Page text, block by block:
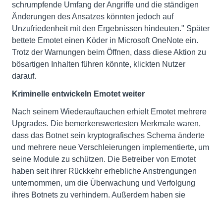
schrumpfende Umfang der Angriffe und die ständigen
Änderungen des Ansatzes könnten jedoch auf
Unzufriedenheit mit den Ergebnissen hindeuten." Später
bettete Emotet einen Köder in Microsoft OneNote ein.
Trotz der Warnungen beim Öffnen, dass diese Aktion zu
bösartigen Inhalten führen könnte, klickten Nutzer
darauf.
Kriminelle entwickeln Emotet weiter
Nach seinem Wiederauftauchen erhielt Emotet mehrere
Upgrades. Die bemerkenswertesten Merkmale waren,
dass das Botnet sein kryptografisches Schema änderte
und mehrere neue Verschleierungen implementierte, um
seine Module zu schützen. Die Betreiber von Emotet
haben seit ihrer Rückkehr erhebliche Anstrengungen
unternommen, um die Überwachung und Verfolgung
ihres Botnets zu verhindern. Außerdem haben sie